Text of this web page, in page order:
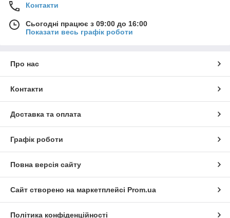
Контакти
Сьогодні працює з 09:00 до 16:00
Показати весь графік роботи
Про нас
Контакти
Доставка та оплата
Графік роботи
Повна версія сайту
Сайт створено на маркетплейсі Prom.ua
Політика конфіденційності